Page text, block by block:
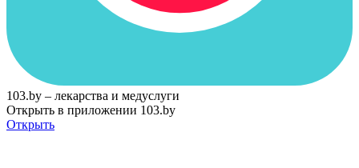
103.by – лекарства и медуслуги
Открыть в приложении 103.by
Открыть